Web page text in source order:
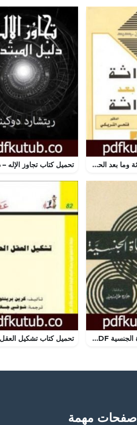
تحميل كتاب الحداثة وما بعد الحداثة PDF تأليف عبد الوهاب المسيري مجانا [كامل]
تحميل كتاب الحياة الجنسية PDF تأليف سيغموند فرويد مجانا [كامل]
صفحات مهمة